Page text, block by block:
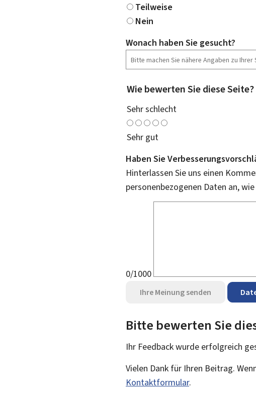
Teilweise
Nein
Wonach haben Sie gesucht?
Wie bewerten Sie diese Seite?
Sehr schlecht
Sehr gut
Haben Sie
Hinterlassen Sie uns einen
personenbezogenen Daten an,
0/1000
Ihre Meinung senden
Bitte bewerten Sie
Ihr Feedback wurde erfolgreich
Vielen Dank für Ihren Beitrag.
Kontaktformular.